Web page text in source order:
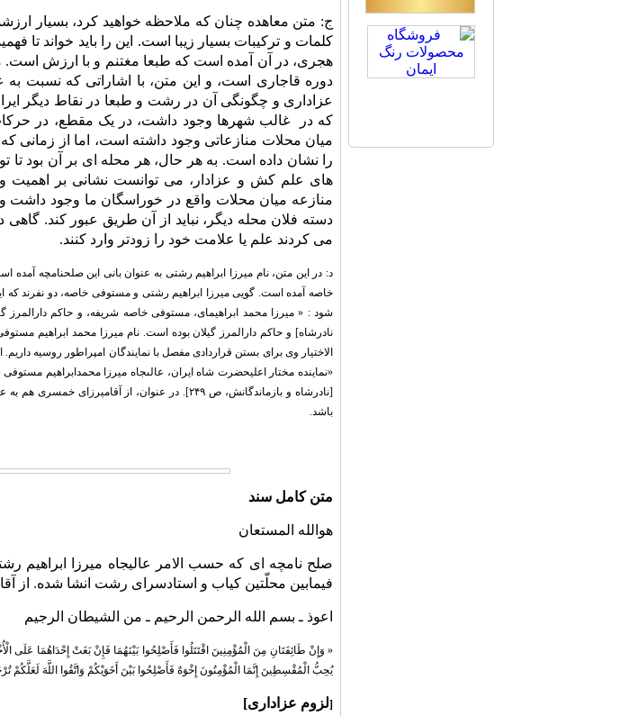
ج: متن معاهده چنان که ملاحظه خواهید کرد، بسیار
هجری، در آن آمده است که طبعا مغتنم و با ارزش است.
دوره قاجاری است، و این متن، با اشاراتی که نسبت
عزاداری و چگونگی آن در رشت و طبعا در نقاط دیگر
که در غالب شهرها وجود داشت، در یک مقطع، در
میان محلات منازعاتی وجود داشته است، اما از زمانی
را نشان داده است. به هر حال، هر محله ای بر آن بود
های علم کش و عزادار، می توانست نشانی بر
منازعه میان محلات واقع در خوراسگان ما وجود داشت
دسته فلان محله دیگر، نباید از آن طریق عبور کند.
می کردند علم یا علامت خود را زودتر وارد کنند.
د: در این متن، نام میرزا ابراهیم رشتی به عنوان بانی این صلحنامچه
خاصه آمده است. گویی میرزا ابراهیم رشتی و مستوفی خاصه، دو نفرند
شود : « میرزا محمد ابراهیمای، مستوفی خاصه شریفه، و حاکم
نادرشاه] و حاکم دارالمرز گیلان بوده است.ناممیرزا محمد ابراهیم
الاختیار وی برای بستن قراردادی مفصل با نمایندگان امپراطور روسیه داریم.
«نماینده مختار اعلیحضرت شاه ایران، عالى‏جاه میرزا محمدابراهیم‏
[نادرشاه و بازماندگانش، ص ۲۴۹]. در عنوان، از
باشد.
متن کامل سند
هوالله المستعان
صلح نامچه ای که حسب الامر عالیجاه میرزا
فیمابین محلّتین کیاب و استادسرای رشت انشا شده. از
اعوذ ـ بسم الله الرحمن الرحیم ـ من الشیطان الرجیم
« وَإِنْ طَائِفَتَانِ مِنَ الْمُؤْمِنِینَ اقْتَتَلُوا فَأَصْلِحُوا بَیْنَهُمَا فَإِنْ بَغَتْ إِحْدَاهُمَا عَلَى
یُحِبُّ الْمُقْسِطِینَ إِنَّمَا الْمُؤْمِنُونَ إِخْوَهٌ فَأَصْلِحُوا بَیْنَ أَخَوَیْکُمْ وَاتَّقُوا اللَّهَ لَعَلَّکُمْ
[لزوم عزاداری]